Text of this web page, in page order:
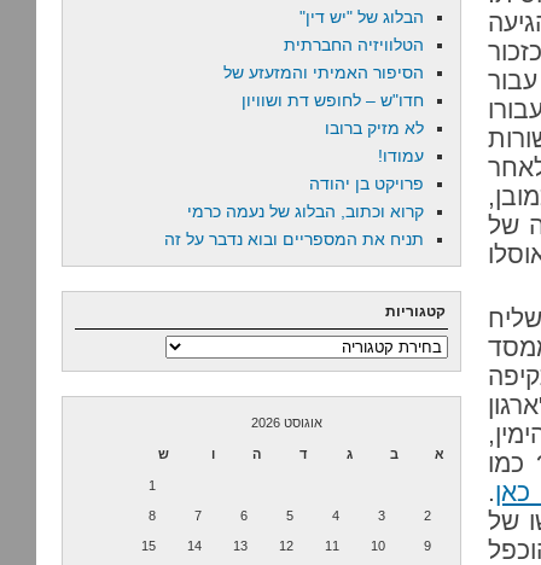
של
כמו
.
של
הבלוג של "יש דין"
הטלוויזיה החברתית
הסיפור האמיתי והמזעזע של
חדו"ש – לחופש דת ושוויון
לא מזיק ברובו
עמודו!
פרויקט בן יהודה
קרוא וכתוב, הבלוג של נעמה כרמי
תניח את המספריים ובוא נדבר על זה
קטגוריות
קטגוריות
אוגוסט 2026
א ב ג ד ה ו ש
1
2
3
4
5
6
7
8
9
10
11
12
13
14
15